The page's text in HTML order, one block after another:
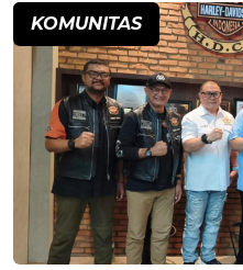
KOMUNITAS